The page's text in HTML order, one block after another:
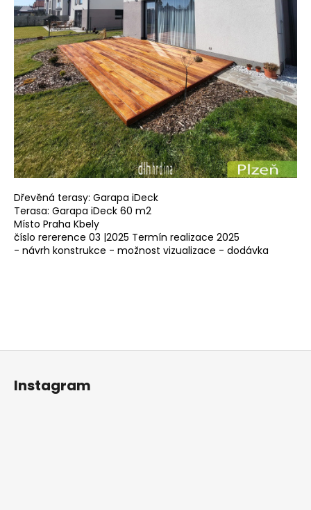
Dřevěná terasy: Garapa iDeck
Terasa: Garapa iDeck 60 m2
Místo Praha Kbely
číslo rererence 03 |2025 Termín realizace 2025
- návrh konstrukce - možnost vizualizace - dodávka
a
j
í
t
?
HLEDAT
D
o
p
e
Z
Instagram